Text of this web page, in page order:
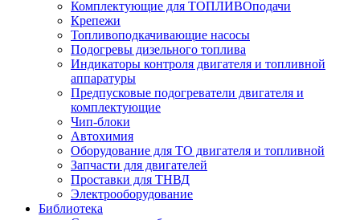
Комплектующие для ТОПЛИВОподачи
Крепежи
Топливоподкачивающие насосы
Подогревы дизельного топлива
Индикаторы контроля двигателя и топливной
аппаратуры
Предпусковые подогреватели двигателя и
комплектующие
Чип-блоки
Автохимия
Оборудование для ТО двигателя и топливной
Запчасти для двигателей
Проставки для ТНВД
Электрооборудование
Библиотека